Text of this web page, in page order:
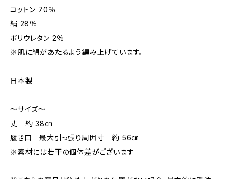
コットン 70％
絹 28％
ポリウレタン 2％
※肌に絹があたるよう編み上げています。
日本製
〜サイズ〜
丈 約 38㎝
履き口 最大引っ張り周囲寸 約 56㎝
※素材には若干の個体差がございます